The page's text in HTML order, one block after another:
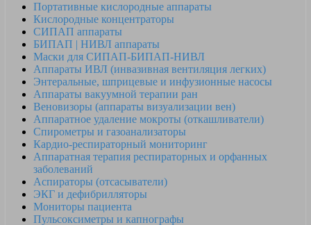
Портативные кислородные аппараты
Кислородные концентраторы
СИПАП аппараты
БИПАП | НИВЛ аппараты
Маски для СИПАП-БИПАП-НИВЛ
Аппараты ИВЛ (инвазивная вентиляция легких)
Энтеральные, шприцевые и инфузионные насосы
Аппараты вакуумной терапии ран
Веновизоры (аппараты визуализации вен)
Аппаратное удаление мокроты (откашливатели)
Спирометры и газоанализаторы
Кардио-респираторный мониторинг
Аппаратная терапия респираторных и орфанных
заболеваний
Аспираторы (отсасыватели)
ЭКГ и дефибрилляторы
Мониторы пациента
Пульсоксиметры и капнографы